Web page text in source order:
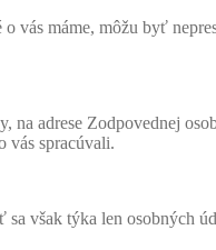
vás máme, môžu byť
na adrese Zodpovednej
vás spracúvali.
však týka len osobných